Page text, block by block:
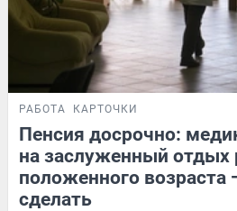
РАБОТА КАРТОЧКИ
Пенсия досрочно:
на заслуженный отдых
положенного возраста
сделать